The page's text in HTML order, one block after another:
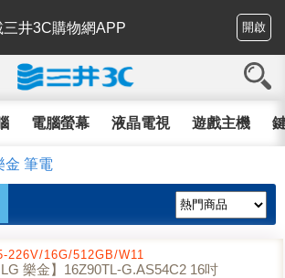
三井3C購物網APP 開啟
電腦螢幕 液晶電視 遊戲主機
金 筆電
226V/16G/512GB/W11
LG 樂金】16Z90TL-G.AS54C2 16吋